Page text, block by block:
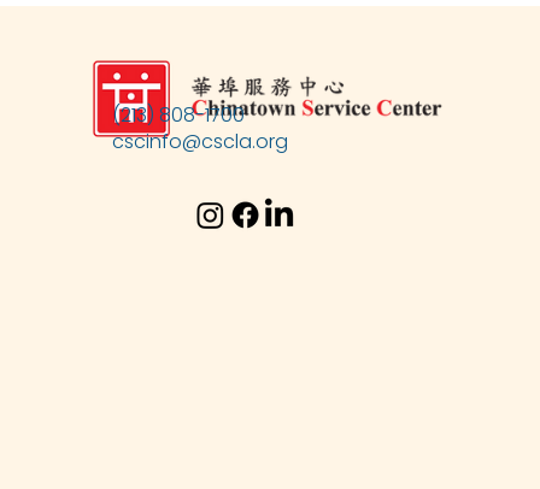
(213) 808-1700
cscinfo@cscla.org